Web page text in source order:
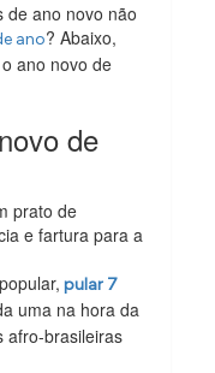
de ano novo não
ano? Abaixo,
ano novo de
de
prato de
e fartura para a
pular 7
uma na hora da
afro-brasileiras